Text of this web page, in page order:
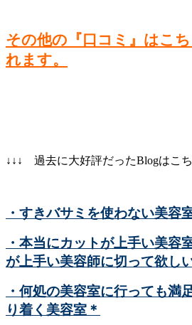
その他の『口コミ』はこ
れます。
↓↓↓ 過去に大好評だったBlogはこ
・すきバサミを使わない美容
・本当にカットが上手い美容
が上手い美容師に切って欲し
・何処の美容室に行っても満
り着く美容室＊